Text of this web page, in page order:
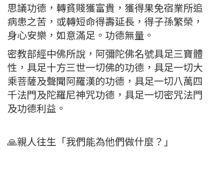
思議功德，轉貧賤獲富貴，獲得果免宿業所追
病患之苦，或轉短命得壽延長，得子孫繁榮，
身心安樂，如意滿足。功德無量。
密教部經中佛所說，阿彌陀佛名號具足三寶體
性，具足十方三世一切佛的功德，具足一切大
乘菩薩及聲聞阿羅漢的功德，具足一切八萬四
千法門及陀羅尼神咒功德，具足一切密咒法門
及功德利益。
🙏親人往生「我們能為他們做什麼？」